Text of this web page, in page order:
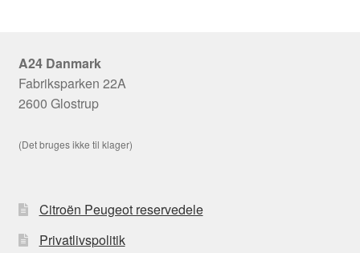
A24 Danmark
Fabriksparken 22A
2600 Glostrup
(Det bruges ikke til klager)
Citroën Peugeot reservedele
Privatlivspolitik